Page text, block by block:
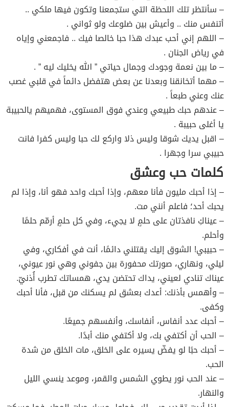
– سأنتظر تلك اللحظة التي ستجمعنا وتكون فيها ملكي ..
أتنفس منك .. وأعيش بين ضلوعك ولو ثواني .
– اللهم إني أحب عبدك هذا حبا خالصا فيك .. فاجمعني وإياه
في رياض الجنان .
– ما بين نعمة وجودك وجمال حياتي ” الله يخليك ليه ” .
– مهما أتخانقنا وبعدنا عن بعض هتفضل دائماً في قلبي غصب
عنك وعني طبعاً .
– عندهم حبك طبيعي وعندي فوق المستوى، فهميهم يالحبيبة
يا أغلى حبيبة .
– اقبل يديك شوقا وليس ذلا واركع لك حبا وليس كفرا فانت
حبيبي سرا وجهرا .
كلمات حب وعشق
– إذا أحبك مليون فأنا معهم، وإذا أحبك واحد فهو أنا، وإذا لم
يحبك أحد؛ فاعلم أنني مت.
– عيناكِ نافذتان على حلمٍ لا يجيء، وفي كل حلمٍ أرمّم حلمًا
وأحلم.
– حبيبي! الشوق إليك يقتلني دائمًا، أنت في أفكاري، وفي
ليلي، ونهاري، صورتك محفورة بين جفوني وهي نور عيوني،
عيناك تنادي لعيني، يداك تحتضن يدي، همساتك تطرب أُذنيّ.
– وأهمس بأذنك: أعدك بعشق لم يسكنك من قبل، فأنا أحبك
وكفى.
– أحبك عدد أنفاس، أنفاسك، وأنفسهم جميعًا.
– الحب أن أكتفي بك، ولا أكتفي منك أبدًا.
– أحبك حبًا لو يفضّ يسيره على الخلق، مات الخلق من شدة
الحب.
– عند الحب نور يطوي الشمس والقمر، وموعد ينسي الليل
والنهار.